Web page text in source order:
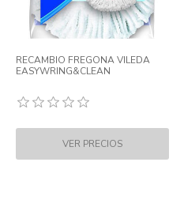
RECAMBIO FREGONA VILEDA
EASYWRING&CLEAN